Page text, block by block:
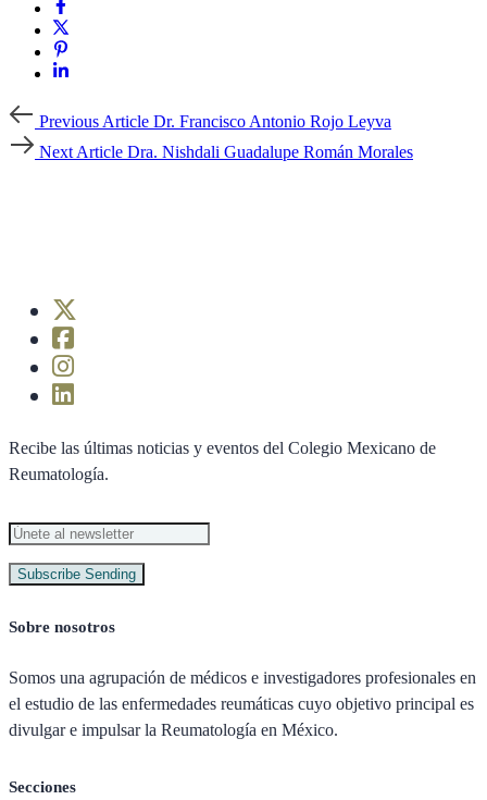
Previous
ArticlePrevious Article Dr. Francisco Antonio Rojo Leyva
Next
ArticleNext Article Dra. Nishdali Guadalupe Román Morales
Recibe las últimas noticias y eventos del Colegio Mexicano de
Reumatología.
Subscribe Sending
Sobre nosotros
Somos una agrupación de médicos e investigadores profesionales en
el estudio de las enfermedades reumáticas cuyo objetivo principal es
divulgar e impulsar la Reumatología en México.
Secciones